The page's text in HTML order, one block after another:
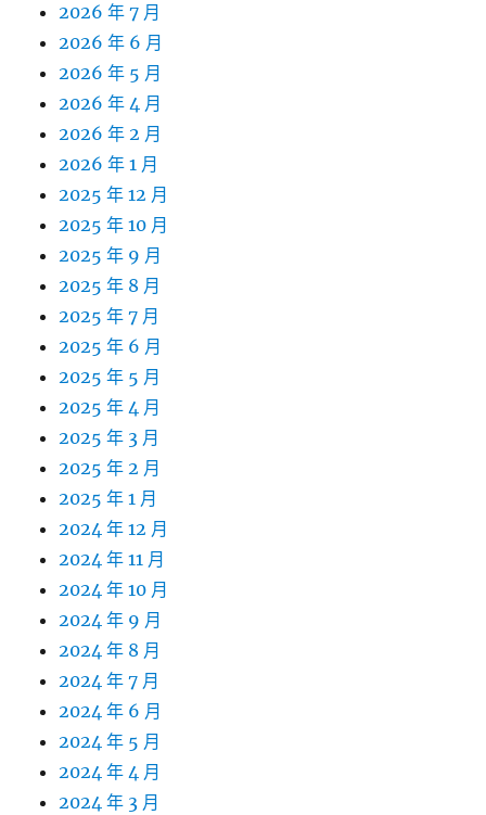
2026 年 7 月
2026 年 6 月
2026 年 5 月
2026 年 4 月
2026 年 2 月
2026 年 1 月
2025 年 12 月
2025 年 10 月
2025 年 9 月
2025 年 8 月
2025 年 7 月
2025 年 6 月
2025 年 5 月
2025 年 4 月
2025 年 3 月
2025 年 2 月
2025 年 1 月
2024 年 12 月
2024 年 11 月
2024 年 10 月
2024 年 9 月
2024 年 8 月
2024 年 7 月
2024 年 6 月
2024 年 5 月
2024 年 4 月
2024 年 3 月